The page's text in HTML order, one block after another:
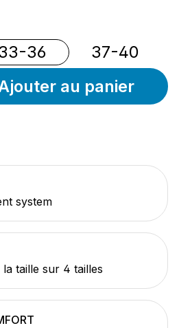
pas disponible pour le
36
37-40
au panier
system
taille sur 4 tailles